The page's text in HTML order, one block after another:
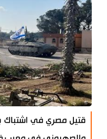
قتيل مصري في اشتباك